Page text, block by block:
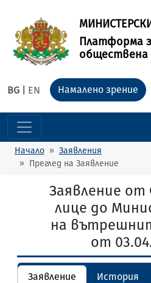
Платформа
обществена
BG EN Намалено зрение
Начало
Заявления
Преглед на Заявление
Заявление от
лице до
на
от
Заявление
История